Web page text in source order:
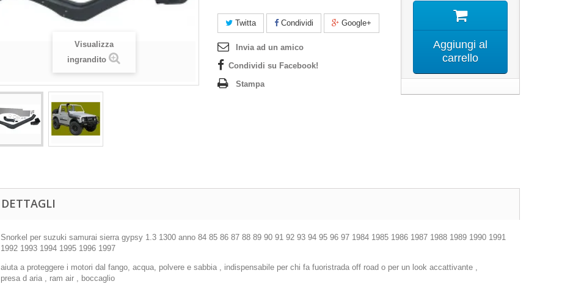
Visualizza
ingrandito
Twitta Condividi Google+
Invia ad un amico
Condividi su Facebook!
Stampa
Aggiungi al
carrello
DETTAGLI
Snorkel per suzuki samurai sierra gypsy 1.3 1300 anno 84 85 86 87 88 89 90 91 92 93 94 95 96 97 1984 1985 1986 1987 1988 1989 1990 1991
1992 1993 1994 1995 1996 1997
aiuta a proteggere i motori dal fango, acqua, polvere e sabbia , indispensabile per chi fa fuoristrada off road o per un look accattivante ,
presa d aria , ram air , boccaglio